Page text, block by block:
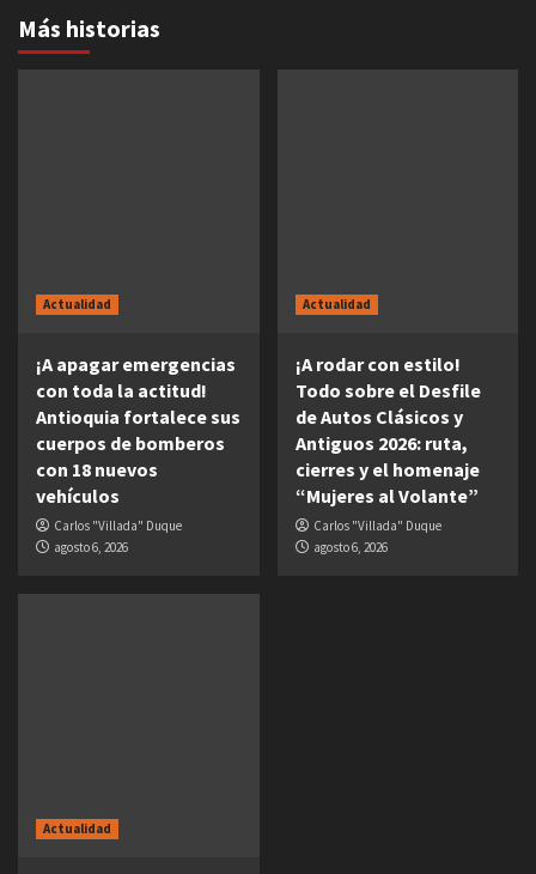
Más historias
Actualidad
¡A apagar emergencias
con toda la actitud!
Antioquia fortalece sus
cuerpos de bomberos
con 18 nuevos
vehículos
Carlos "Villada" Duque
agosto 6, 2026
Actualidad
¡A rodar con estilo!
Todo sobre el Desfile
de Autos Clásicos y
Antiguos 2026: ruta,
cierres y el homenaje
“Mujeres al Volante”
Carlos "Villada" Duque
agosto 6, 2026
Actualidad